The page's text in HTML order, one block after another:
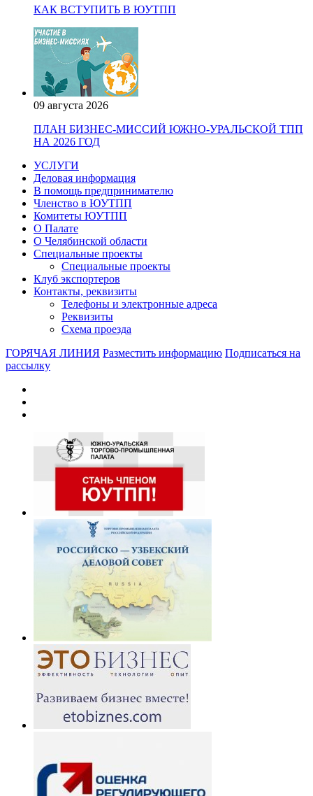
КАК ВСТУПИТЬ В ЮУТПП
09 августа 2026
ПЛАН БИЗНЕС-МИССИЙ ЮЖНО-УРАЛЬСКОЙ ТПП
НА 2026 ГОД
УСЛУГИ
Деловая информация
В помощь предпринимателю
Членство в ЮУТПП
Комитеты ЮУТПП
О Палате
О Челябинской области
Специальные проекты
Специальные проекты
Клуб экспортеров
Контакты, реквизиты
Телефоны и электронные адреса
Реквизиты
Схема проезда
ГОРЯЧАЯ ЛИНИЯ Разместить информацию Подписаться на
рассылку